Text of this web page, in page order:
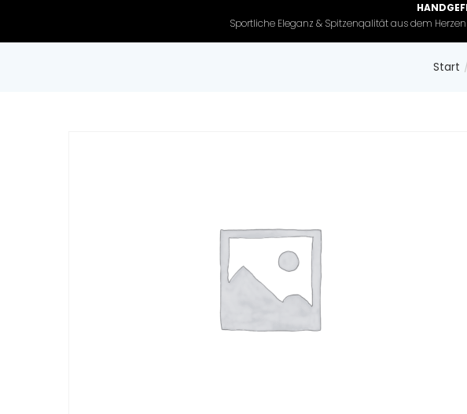
Sportliche Eleganz & Spitzenqalität aus dem Herzen
Start